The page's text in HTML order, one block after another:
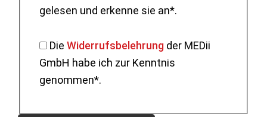
gelesen und erkenne sie an*.
Die Widerrufsbelehrungder MEDii
GmbH habe ich zur Kenntnis
genommen*.